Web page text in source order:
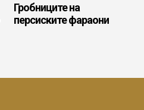
Гробниците на
персиските фараони